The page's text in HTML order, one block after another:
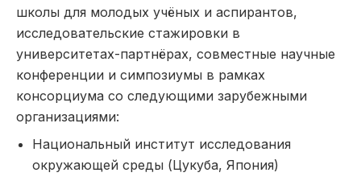
школы для молодых учёных и аспирантов,
исследовательские стажировки в
университетах-партнёрах, совместные научные
конференции и симпозиумы в рамках
консорциума со следующими зарубежными
организациями:
Национальный институт исследования
окружающей среды (Цукуба, Япония)